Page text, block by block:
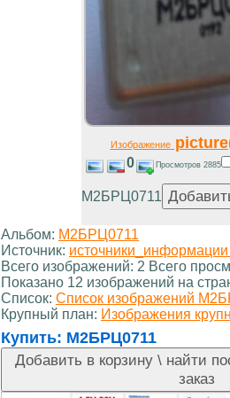
Изображение
0 Просмотров 2885
М2БРЦ0711
Альбом: М2БРЦ0711
Источник:
Всего изображений: 2 Всего
Показано 12 изображений на
Список: Список изображений
Крупный план: Изображения
Купить: М2БРЦ0711